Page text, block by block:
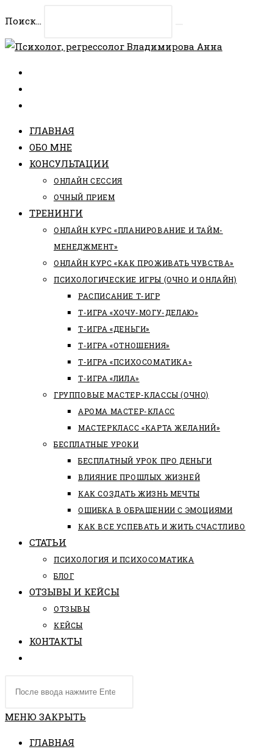
содержимому
Поиск...
ГЛАВНАЯ
ОБО МНЕ
КОНСУЛЬТАЦИИ
ОНЛАЙН СЕССИЯ
ОЧНЫЙ ПРИЕМ
ТРЕНИНГИ
ОНЛАЙН КУРС «ПЛАНИРОВАНИЕ И ТАЙМ-
МЕНЕДЖМЕНТ»
ОНЛАЙН КУРС «КАК ПРОЖИВАТЬ ЧУВСТВА»
ПСИХОЛОГИЧЕСКИЕ ИГРЫ (ОЧНО И ОНЛАЙН)
РАСПИСАНИЕ Т-ИГР
Т-ИГРА «ХОЧУ-МОГУ-ДЕЛАЮ»
Т-ИГРА «ДЕНЬГИ»
Т-ИГРА «ОТНОШЕНИЯ»
Т-ИГРА «ПСИХОСОМАТИКА»
Т-ИГРА «ЛИЛА»
ГРУППОВЫЕ МАСТЕР-КЛАССЫ (ОЧНО)
АРОМА МАСТЕР-КЛАСС
МАСТЕРКЛАСС «КАРТА ЖЕЛАНИЙ»
БЕСПЛАТНЫЕ УРОКИ
БЕСПЛАТНЫЙ УРОК ПРО ДЕНЬГИ
ВЛИЯНИЕ ПРОШЛЫХ ЖИЗНЕЙ
КАК СОЗДАТЬ ЖИЗНЬ МЕЧТЫ
ОШИБКА В ОБРАЩЕНИИ С ЭМОЦИЯМИ
КАК ВСЕ УСПЕВАТЬ И ЖИТЬ СЧАСТЛИВО
СТАТЬИ
ПCИХОЛОГИЯ И ПСИХОСОМАТИКА
БЛОГ
ОТЗЫВЫ И КЕЙСЫ
ОТЗЫВЫ
КЕЙСЫ
КОНТАКТЫ
ПО
САЙТУ
сайте
МЕНЮ ЗАКРЫТЬ
ГЛАВНАЯ